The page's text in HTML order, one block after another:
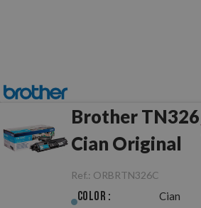
Brother TN326
Cian Original
Ref.: ORBRTN326C
Color : Cian